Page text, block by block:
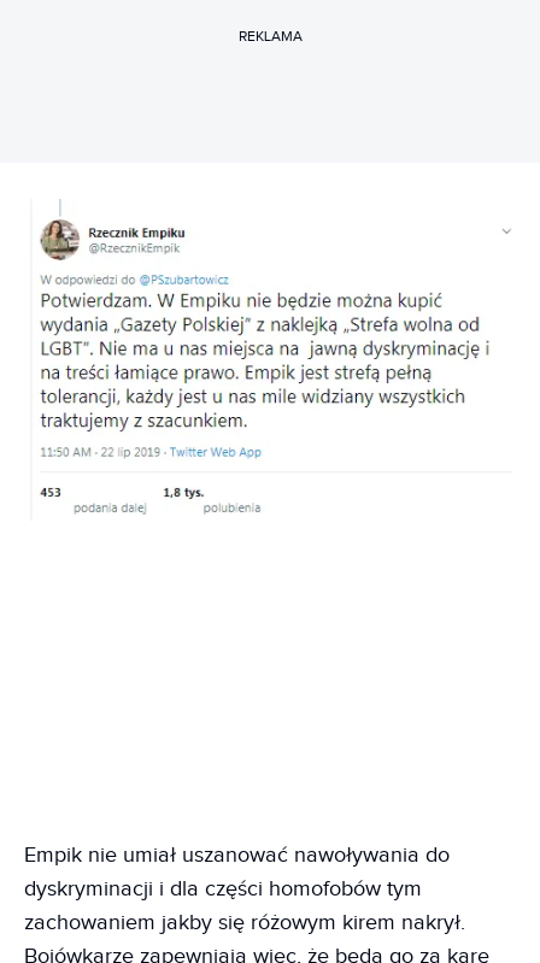
REKLAMA
Empik nie umiał uszanować nawoływania do
dyskryminacji i dla części homofobów tym
zachowaniem jakby się różowym kirem nakrył.
Bojówkarze zapewniają więc, że będą go za karę